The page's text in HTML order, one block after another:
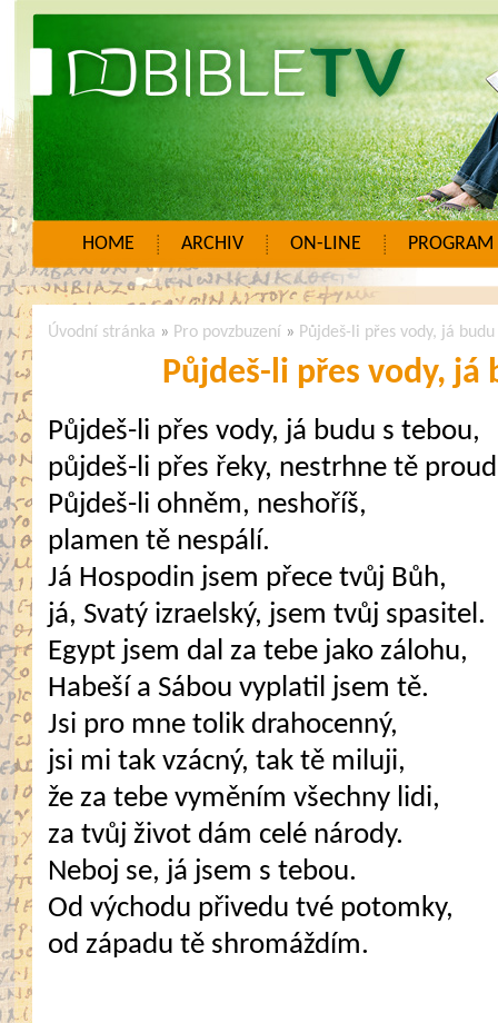
HOME ARCHIV ON-LINE PROGRAM
Úvodní stránka » Pro povzbuzení » Půjdeš-li přes vody, já
Půjdeš-li přes vody, já
Půjdeš-li přes vody, já budu s tebou,
půjdeš-li přes řeky, nestrhne tě
Půjdeš-li ohněm, neshoříš,
plamen tě nespálí.
Já Hospodin jsem přece tvůj Bůh,
já, Svatý izraelský, jsem tvůj spasitel.
Egypt jsem dal za tebe jako zálohu,
Habeší a Sábou vyplatil jsem tě.
Jsi pro mne tolik drahocenný,
jsi mi tak vzácný, tak tě miluji,
že za tebe vyměním všechny lidi,
za tvůj život dám celé národy.
Neboj se, já jsem s tebou.
Od východu přivedu tvé potomky,
od západu tě shromáždím.